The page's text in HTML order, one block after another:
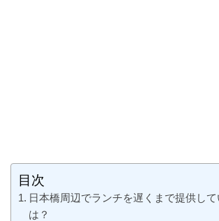
目次
日本橋周辺でランチを遅くまで提供し
は？